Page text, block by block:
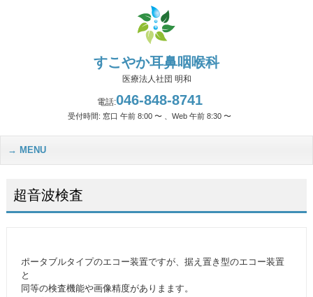
すこやか耳鼻咽喉科
医療法人社団 明和
電話:046-848-8741
受付時間: 窓口 午前 8:00 〜 、Web 午前 8:30 〜
MENU
超音波検査
ポータブルタイプのエコー装置ですが、据え置き型のエコー装置
と
同等の検査機能や画像精度がありまます。